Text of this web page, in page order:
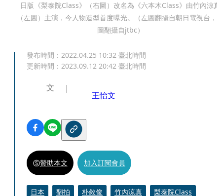
日版《梨泰院Class》（右圖）改名為《六本木Class》由竹內涼真
（左圖）主演，今人物造型首度曝光。（左圖翻攝自朝日電視台，
圖翻攝自jtbc）
發布時間： 2022.04.25 10:32 臺北時間
更新時間： 2023.09.12 20:42 臺北時間
文
王怡文
贊助本文 加入訂閱會員
日本 翻拍 朴敘俊 竹內涼真
梨泰院Class